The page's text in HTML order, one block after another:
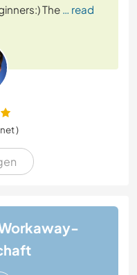
The
… read
)